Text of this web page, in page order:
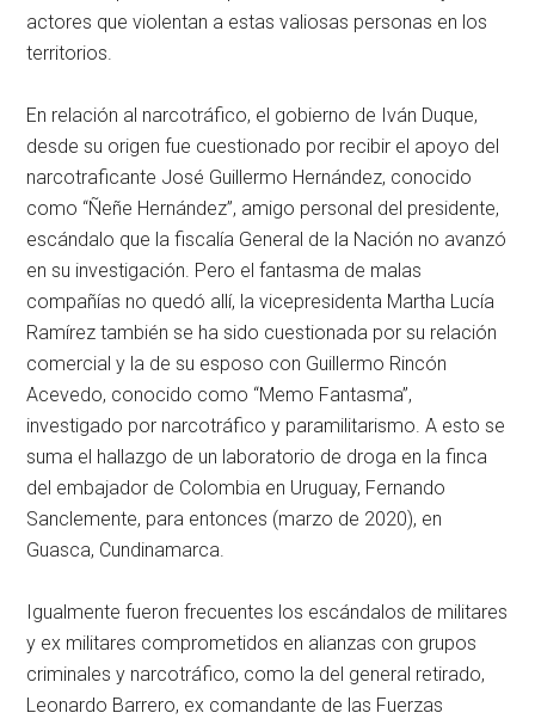
actores que violentan a estas valiosas personas en los
territorios.
En relación al narcotráfico, el gobierno de Iván Duque,
desde su origen fue cuestionado por recibir el apoyo del
narcotraficante José Guillermo Hernández, conocido
como “Ñeñe Hernández”, amigo personal del presidente,
escándalo que la fiscalía General de la Nación no avanzó
en su investigación. Pero el fantasma de malas
compañías no quedó allí, la vicepresidenta Martha Lucía
Ramírez también se ha sido cuestionada por su relación
comercial y la de su esposo con Guillermo Rincón
Acevedo, conocido como “Memo Fantasma”,
investigado por narcotráfico y paramilitarismo. A esto se
suma el hallazgo de un laboratorio de droga en la finca
del embajador de Colombia en Uruguay, Fernando
Sanclemente, para entonces (marzo de 2020), en
Guasca, Cundinamarca.
Igualmente fueron frecuentes los escándalos de militares
y ex militares comprometidos en alianzas con grupos
criminales y narcotráfico, como la del general retirado,
Leonardo Barrero, ex comandante de las Fuerzas